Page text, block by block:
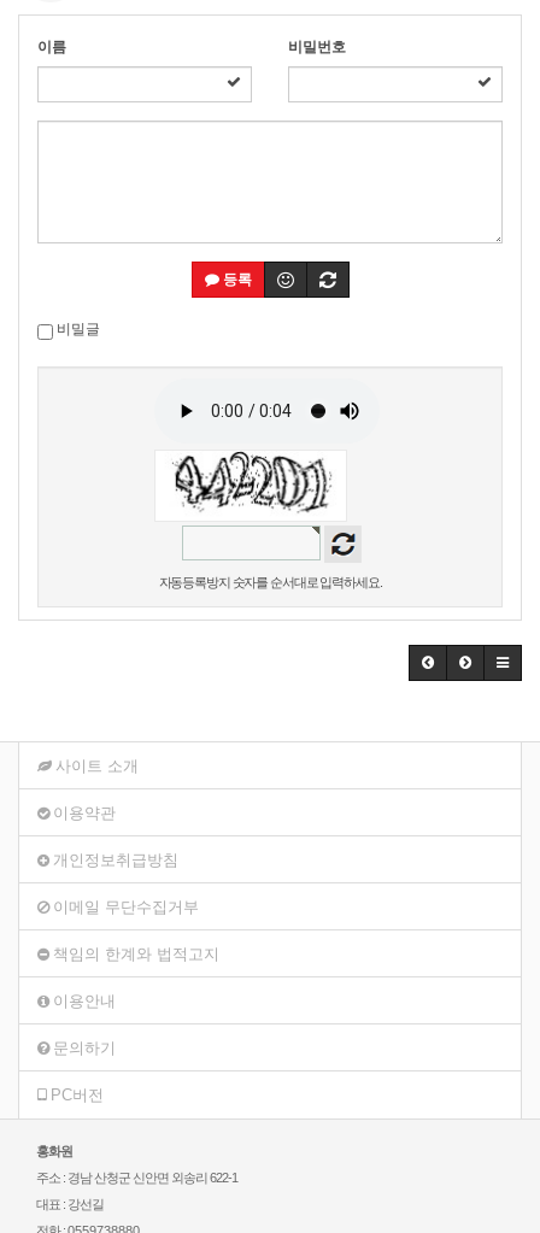
이름 비밀번호
등록
비밀글
자동등록방지 숫자를 순서대로 입력하세요.
사이트 소개
이용약관
개인정보취급방침
이메일 무단수집거부
책임의 한계와 법적고지
이용안내
문의하기
PC버전
홍화원
주소 : 경남 산청군 신안면 외송리 622-1
대표 : 강선길